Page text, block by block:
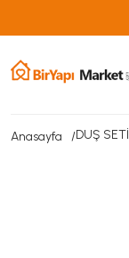
Anasayfa DUŞ SETİ